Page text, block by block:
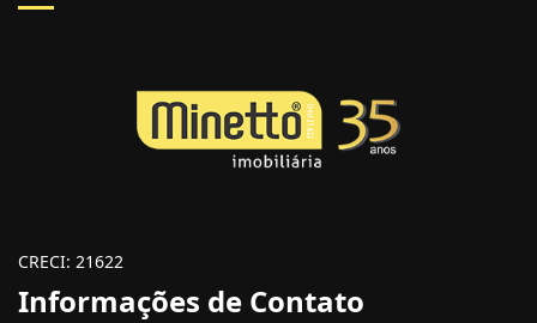
CRECI: 21622
Informações de Contato